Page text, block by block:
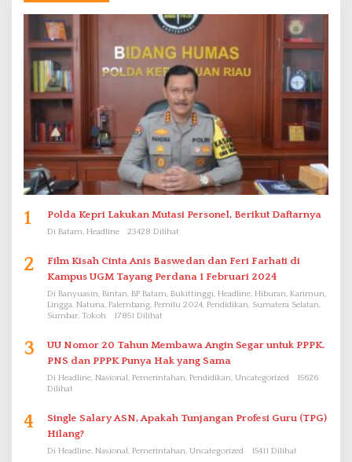
1 Polda Kepri Lakukan Mutasi Personel, Berikut Daftarnya
Di Batam, Headline 23428 Dilihat
2
Film Kisah Cinta Anis Baswedan dan Feri Farhati di
Kampus UGM Tayang Perdana 1 Februari 2024
Di Banyuasin, Bintan, BP Batam, Bukittinggi, Headline, Hiburan, Karimun,
Lingga, Natuna, Palembang, Pemilu 2024, Pendidikan, Sumatera Selatan,
Sumbar, Tokoh
17851 Dilihat
3
UU Nomor 20 Tahun Membawa Angin Segar untuk PPPK.
PNS dan PPPK Punya Hak yang Sama
Di Headline, Nasional, Pemerintahan, Pendidikan, Uncategorized
15626
Dilihat
4
Single Salary ASN, Apakah Tunjangan Profesi Guru (TPG)
Hilang?
Di Headline, Nasional, Pemerintahan, Uncategorized 15411 Dilihat